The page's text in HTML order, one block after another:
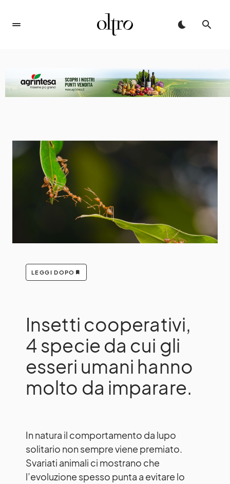
LEGGI DOPO
Insetti cooperativi,
4 specie da cui gli
esseri umani hanno
molto da imparare.
In natura il comportamento da lupo
solitario non sempre viene premiato.
Svariati animali ci mostrano che
l’evoluzione spesso punta a evitare lo